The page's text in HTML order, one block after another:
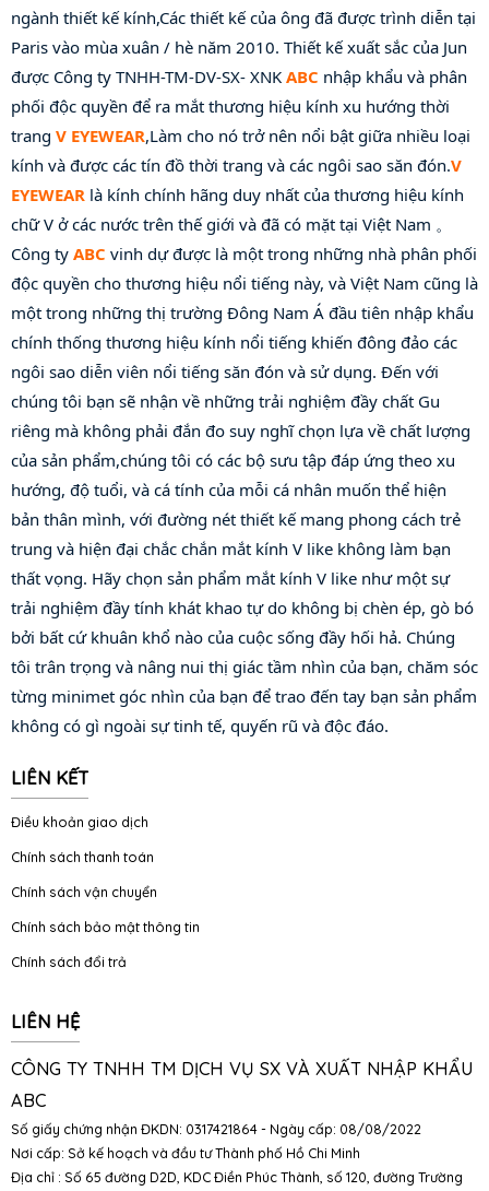
ngành thiết kế kính,Các thiết kế của ông đã được trình diễn tại
Paris vào mùa xuân / hè năm 2010. Thiết kế xuất sắc của Jun
được Công ty TNHH-TM-DV-SX- XNK ABC nhập khẩu và phân
phối độc quyền để ra mắt thương hiệu kính xu hướng thời
trang V EYEWEAR,Làm cho nó trở nên nổi bật giữa nhiều loại
kính và được các tín đồ thời trang và các ngôi sao săn đón.V
EYEWEAR là kính chính hãng duy nhất của thương hiệu kính
chữ V ở các nước trên thế giới và đã có mặt tại Việt Nam 。
Công ty ABC vinh dự được là một trong những nhà phân phối
độc quyền cho thương hiệu nổi tiếng này, và Việt Nam cũng là
một trong những thị trường Đông Nam Á đầu tiên nhập khẩu
chính thống thương hiệu kính nổi tiếng khiến đông đảo các
ngôi sao diễn viên nổi tiếng săn đón và sử dụng. Đến với
chúng tôi bạn sẽ nhận về những trải nghiệm đầy chất Gu
riêng mà không phải đắn đo suy nghĩ chọn lựa về chất lượng
của sản phẩm,chúng tôi có các bộ sưu tập đáp ứng theo xu
hướng, độ tuổi, và cá tính của mỗi cá nhân muốn thể hiện
bản thân mình, với đường nét thiết kế mang phong cách trẻ
trung và hiện đại chắc chắn mắt kính V like không làm bạn
thất vọng. Hãy chọn sản phẩm mắt kính V like như một sự
trải nghiệm đầy tính khát khao tự do không bị chèn ép, gò bó
bởi bất cứ khuân khổ nào của cuộc sống đầy hối hả. Chúng
tôi trân trọng và nâng nui thị giác tầm nhìn của bạn, chăm sóc
từng minimet góc nhìn của bạn để trao đến tay bạn sản phẩm
không có gì ngoài sự tinh tế, quyến rũ và độc đáo.
LIÊN KẾT
Điều khoản giao dịch
Chính sách thanh toán
Chính sách vận chuyển
Chính sách bảo mật thông tin
Chính sách đổi trả
LIÊN HỆ
CÔNG TY TNHH TM DỊCH VỤ SX VÀ XUẤT NHẬP KHẨU
ABC
Số giấy chứng nhận ĐKDN: 0317421864 - Ngày cấp: 08/08/2022
Nơi cấp: Sở kế hoạch và đầu tư Thành phố Hồ Chi Minh
Địa chỉ : Số 65 đường D2D, KDC Điền Phúc Thành, số 120, đường Trường